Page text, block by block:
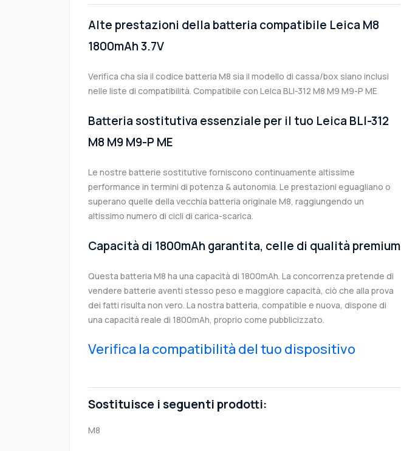
Alte prestazioni della batteria compatibile Leica M8
1800mAh 3.7V
Verifica cha sia il codice batteria M8 sia il modello di cassa/box siano inclusi
nelle liste di compatibilità. Compatibile con Leica BLI-312 M8 M9 M9-P ME
Batteria sostitutiva essenziale per il tuo Leica BLI-312
M8 M9 M9-P ME
Le nostre batterie sostitutive forniscono continuamente altissime
performance in termini di potenza & autonomia. Le prestazioni eguagliano o
superano quelle della vecchia batteria originale M8, raggiungendo un
altissimo numero di cicli di carica-scarica.
Capacità di 1800mAh garantita, celle di qualità premium
Questa batteria M8 ha una capacità di 1800mAh. La concorrenza pretende di
vendere batterie aventi stesso peso e maggiore capacità, ciò che alla prova
dei fatti risulta non vero. La nostra batteria, compatible e nuova, dispone di
una capacità reale di 1800mAh, proprio come pubblicizzato.
Verifica la compatibilità del tuo dispositivo
Sostituisce i seguenti prodotti:
M8